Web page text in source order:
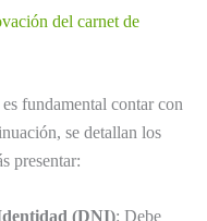
del carnet de
es fundamental contar con
se detallan los
presentar:
(DNI): Debe